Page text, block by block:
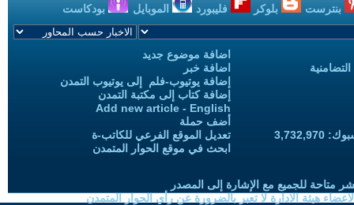
بنترست بلوكر فليبورد الموبايل بودكاست
اضافة موضوع جديد
اضافة خبر
إضافة يوتيوب-فلم إلى يوتيوب التمدن
إضافة كتاب إلى مكتبة التمدن
Add new article - English
أضف حملة
تعديل الموقع الفرعي للكاتب-ة
ابحث في موقع الحوار المتمدن
متاحة للجميع مع الإشارة إلى المصدر
هيئة الادارة لا تعبر بالضرورة عن رأي الحوار المتمدن